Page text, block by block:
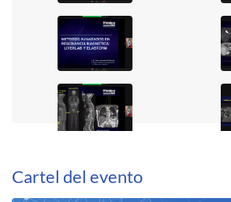
Cartel del evento